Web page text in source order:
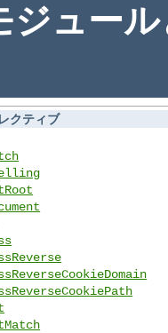
ジュー
クティブ